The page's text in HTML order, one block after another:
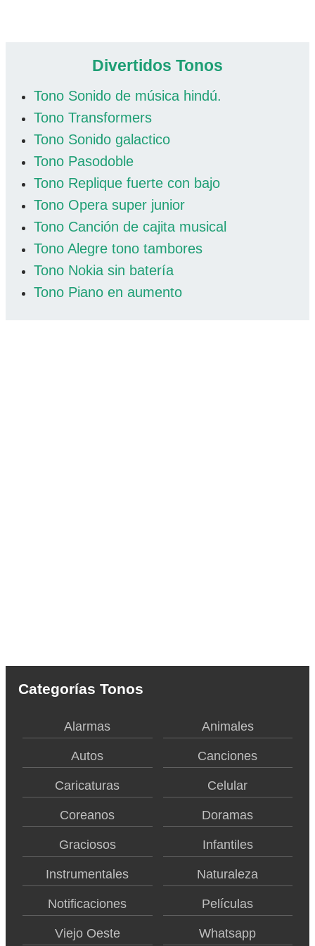
Divertidos Tonos
Tono Sonido de música hindú.
Tono Transformers
Tono Sonido galactico
Tono Pasodoble
Tono Replique fuerte con bajo
Tono Opera super junior
Tono Canción de cajita musical
Tono Alegre tono tambores
Tono Nokia sin batería
Tono Piano en aumento
Categorías Tonos
Alarmas Animales
Autos Canciones
Caricaturas Celular
Coreanos Doramas
Graciosos Infantiles
Instrumentales Naturaleza
Notificaciones Películas
Viejo Oeste Whatsapp